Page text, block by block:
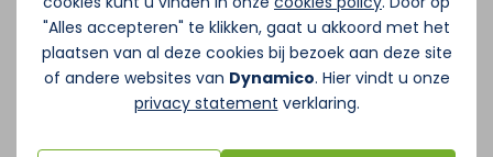
"Alles accepteren" te klikken, gaat u akkoord met het
plaatsen van al deze cookies bij bezoek aan deze site
of andere websites van Dynamico. Hier vindt u onze
privacy statement verklaring.
coördinator fitness bij fysiopraktijk
Dynamico. Sinds 2016 ben ik werkzaam bij
Dynamico.